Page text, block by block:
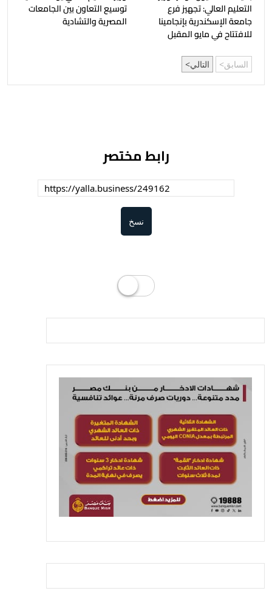
التعليم العالي: تجهيز فرع
جامعة الإسكندرية بإنجامينا
للافتتاح في مايو المقبل
توسيع التعاون بين الجامعات
المصرية والتشادية
السابق التالي
رابط مختصر
نسخ